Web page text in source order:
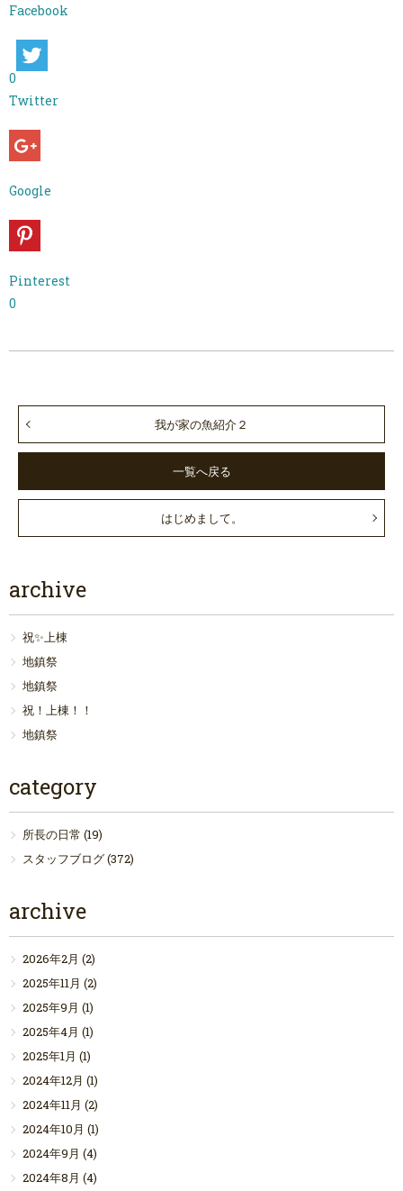
Facebook
0
Twitter
Google
Pinterest
0
我が家の魚紹介２
一覧へ戻る
はじめまして。
archive
祝✨上棟
地鎮祭
地鎮祭
祝！上棟！！
地鎮祭
category
所長の日常 (19)
スタッフブログ(372)
archive
2026年2月 (2)
2025年11月 (2)
2025年9月 (1)
2025年4月 (1)
2025年1月 (1)
2024年12月 (1)
2024年11月 (2)
2024年10月 (1)
2024年9月 (4)
2024年8月 (4)